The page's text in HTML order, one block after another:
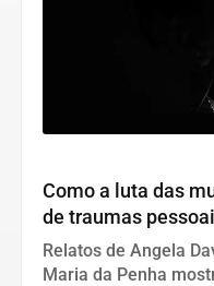
Como a luta das
de traumas
históricas
Relatos de Angela
Maria da Penha